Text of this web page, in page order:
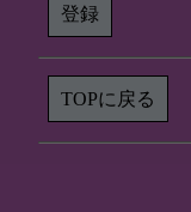
登録
TOPに戻る